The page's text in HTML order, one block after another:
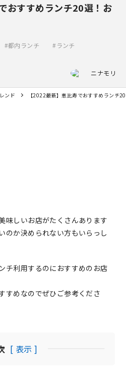
おすすめランチ20選！お
都内ランチ
ランチ
ニナモリ
ンド 【2022最新】恵比寿でおすすめランチ
味しいお店がたくさんあります
のか決められない方もいらっし
チ利用するのにおすすめのお店
すめなのでぜひご参考くださ
[ 表示 ]